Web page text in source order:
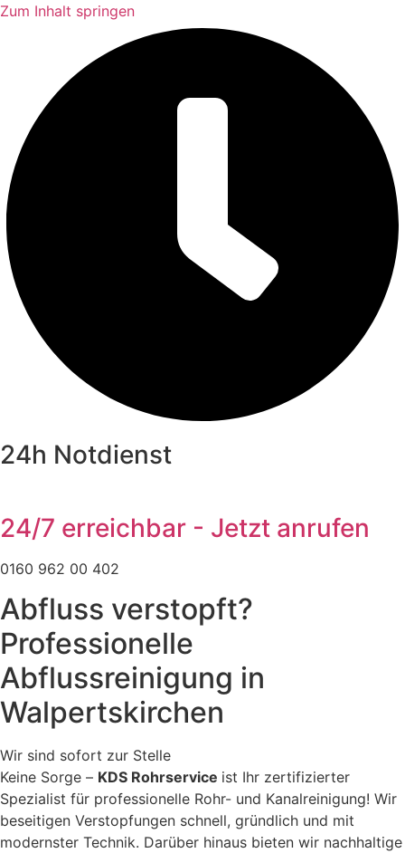
Zum Inhalt springen
24h Notdienst
24/7 erreichbar - Jetzt anrufen
0160 962 00 402
Abfluss verstopft?
Professionelle
Abflussreinigung in
Walpertskirchen
Wir sind sofort zur Stelle
Keine Sorge – KDS Rohrservice ist Ihr zertifizierter
Spezialist für professionelle Rohr- und Kanalreinigung! Wir
beseitigen Verstopfungen schnell, gründlich und mit
modernster Technik. Darüber hinaus bieten wir nachhaltige